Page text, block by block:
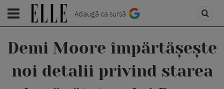
Adaugă ca sursă
Demi Moore împărtășește
noi detalii privind starea